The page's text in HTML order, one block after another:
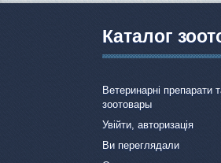
Каталог
Ветеринарні препарати
зоотовары
Увійти, авторизація
Ви переглядали